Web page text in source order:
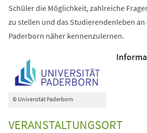
Schüler die Möglichkeit, zahlreiche
zu stellen und das Studierendenleben
Paderborn näher kennenzulernen.
© Universität Paderborn
VERANSTALTUNGSORT